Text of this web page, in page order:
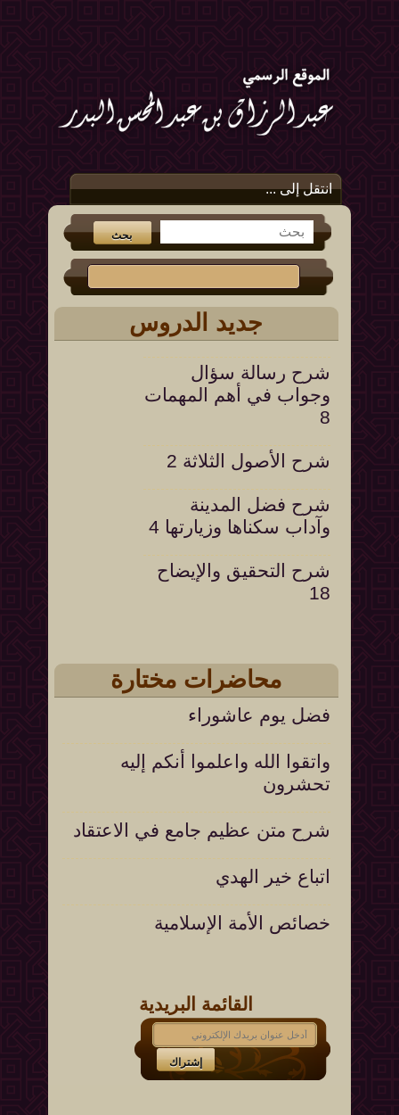
انتقل إلى ...
جديد الدروس
شرح رسالة سؤال
وجواب في أهم المهمات
8
شرح الأصول الثلاثة 2
شرح فضل المدينة
وآداب سكناها وزيارتها 4
شرح التحقيق والإيضاح
18
الواسطية 105
شرح تفسير السعدي
412
محاضرات مختارة
فضل يوم عاشوراء
واتقوا الله واعلموا أنكم إليه
تحشرون
شرح متن عظيم جامع في الاعتقاد
اتباع خير الهدي
خصائص الأمة الإسلامية
القائمة البريدية